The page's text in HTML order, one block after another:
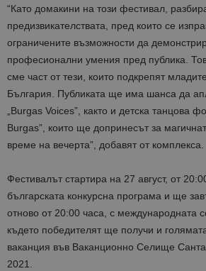
“Като домакини на този фестивал,
предизвикателствата, пред които се
ограничените възможности да
професионални умения пред публика.
сме част от тези, които подкрепят
България. Публиката ще има шанса да
„Burgas Voices”, както и детска танцова
Burgas”, които ще допринесът за
време на вечерта”, добавят от комплекса.
Фестивалът стартира на 27 август, от
българската конкурсна програма и ще
отново от 20:00 часа, с международната
където победителят ще получи и
ваканция във Ваканционно Селище
2021.